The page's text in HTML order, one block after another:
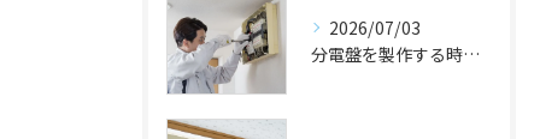
2026/07/03
分電盤を製作する時の流れを解説